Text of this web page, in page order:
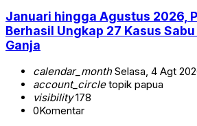
Januari hingga Agustus 2026,
Berhasil Ungkap 27 Kasus Sabu
Ganja
calendar_monthSelasa, 4 Agt
account_circletopik papua
visibility178
0Komentar